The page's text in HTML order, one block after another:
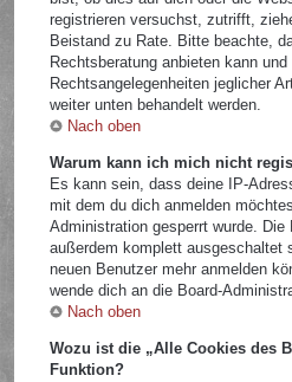
registrieren versuchst, zutrifft,
Beistand zu Rate. Bitte beachte,
Rechtsberatung anbieten kann
Rechtsangelegenheiten jeglicher
weiter unten behandelt werden.
Nach oben
Warum kann ich mich nicht
Es kann sein, dass deine IP-
mit dem du dich anmelden
Administration gesperrt wurde. Die
außerdem komplett ausgeschaltet
neuen Benutzer mehr anmelden
wende dich an die Board-
Nach oben
Wozu ist die „Alle Cookies des
Funktion?